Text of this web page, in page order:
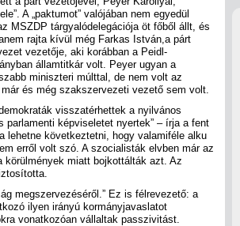
A „paktumot” valójában nem egyedül
MSZDP tárgyalódelegációja öt főből állt, és
rajta kívül még Farkas István,a párt
vezetője, aki korábban a Peidl-
államtitkár volt. Peyer ugyan a
miniszteri múlttal, de nem volt az
és még szakszervezeti vezető sem volt.
visszatérhettek a nyilvános
képviseletet nyertek” – írja a fent
lehetne következtetni, hogy valamiféle alku
erről volt szó. A szocialisták elvben már az
körülmények miatt bojkottálták azt. Az
megszervezéséről.” Ez is félrevezető: a
ilyen irányú kormányjavaslatot
vonatkozóan vállaltak passzivitást.